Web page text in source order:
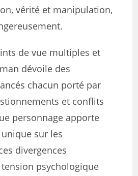
vérité et manipulation,
de vue multiples et
dévoile des
chacun porté par
et conflits
personnage apporte
sur les
divergences
psychologique